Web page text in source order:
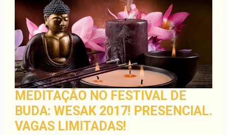
MEDITAÇÃO NO FESTIVAL DE
BUDA: WESAK 2017! PRESENCIAL.
VAGAS LIMITADAS!